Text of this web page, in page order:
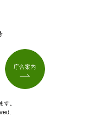
庁舎案内
す。